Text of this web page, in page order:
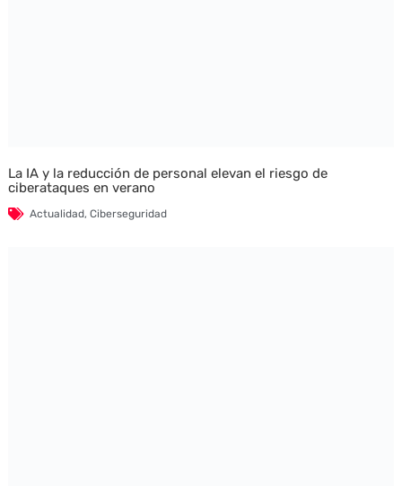
La IA y la reducción de personal elevan el riesgo de
ciberataques en verano
Actualidad, Ciberseguridad